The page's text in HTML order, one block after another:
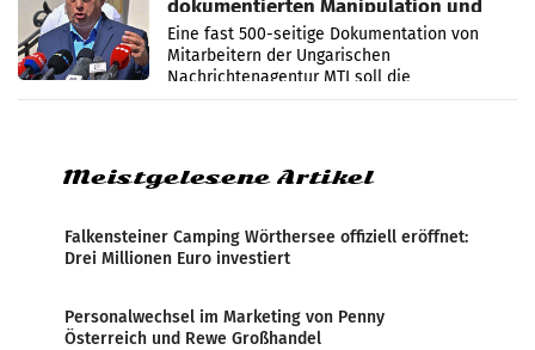
dokumentierten Manipulation und
Zensur
Eine fast 500-seitige Dokumentation von
Mitarbeitern der Ungarischen
Nachrichtenagentur MTI soll die
systematische Nachrichten-Manipulation und
Meistgelesene Artikel
Falkensteiner Camping Wörthersee offiziell eröffnet:
Drei Millionen Euro investiert
Personalwechsel im Marketing von Penny
Österreich und Rewe Großhandel